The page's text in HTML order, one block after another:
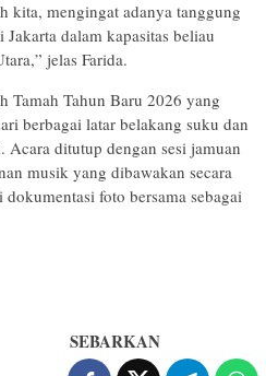
kita, mengingat adanya tanggung
dalam kapasitas beliau
jelas Farida.
Tamah Tahun Baru 2026 yang
berbagai latar belakang suku dan
Acara ditutup dengan sesi jamuan
musik yang dibawakan secara
foto bersama sebagai
SEBARKAN